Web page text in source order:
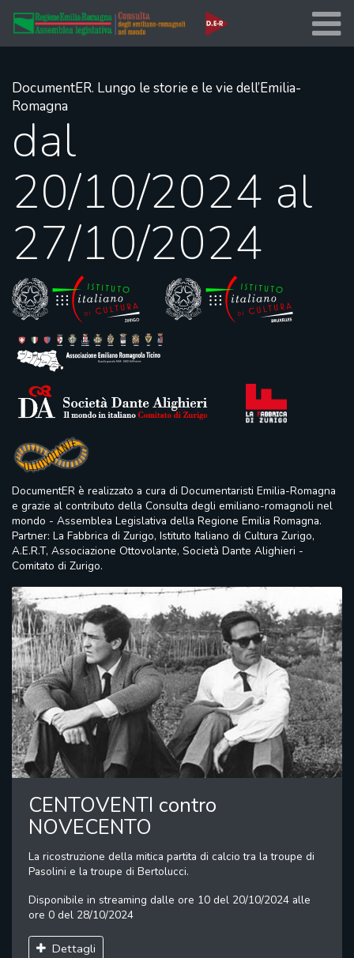
DocumentER. Lungo le storie e le vie dell’Emilia-
Romagna
dal
20/10/2024 al
27/10/2024
DocumentER è realizzato a cura di Documentaristi Emilia-Romagna
e grazie al contributo della Consulta degli emiliano-romagnoli nel
mondo - Assemblea Legislativa della Regione Emilia Romagna.
Partner: La Fabbrica di Zurigo, Istituto Italiano di Cultura Zurigo,
A.E.R.T, Associazione Ottovolante, Società Dante Alighieri -
Comitato di Zurigo.
CENTOVENTI contro
NOVECENTO
La ricostruzione della mitica partita di calcio tra la troupe di
Pasolini e la troupe di Bertolucci.
Disponibile in streaming dalle ore 10 del 20/10/2024 alle
ore 0 del 28/10/2024
Dettagli